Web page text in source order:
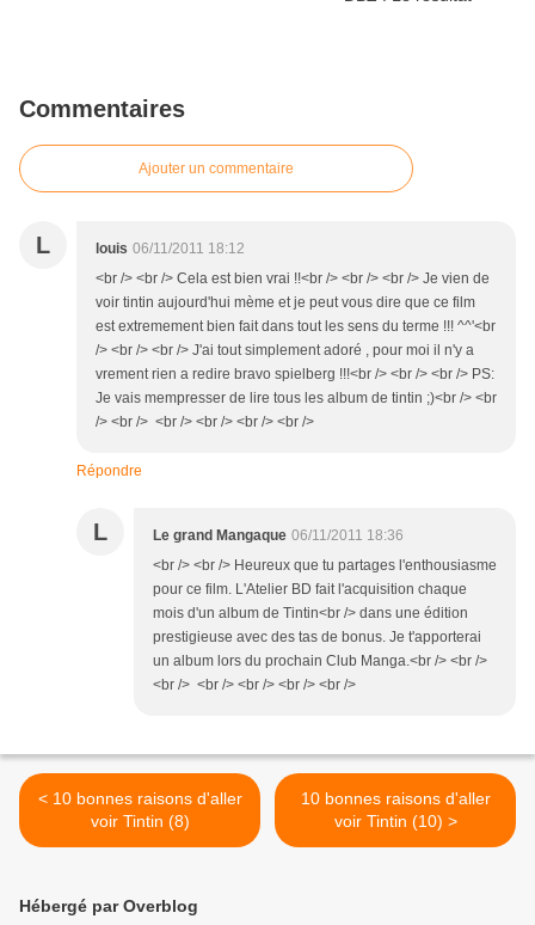
Commentaires
Ajouter un commentaire
L louis 06/11/2011 18:12
<br /> <br /> Cela est bien vrai !!<br /> <br /> <br /> Je vien de
voir tintin aujourd'hui mème et je peut vous dire que ce film
est extremement bien fait dans tout les sens du terme !!! ^^'<br
/> <br /> <br /> J'ai tout simplement adoré , pour moi il n'y a
vrement rien a redire bravo spielberg !!!<br /> <br /> <br /> PS:
Je vais mempresser de lire tous les album de tintin ;)<br /> <br
/> <br /> <br /> <br /> <br /> <br />
Répondre
L Le grand Mangaque 06/11/2011 18:36
<br /> <br /> Heureux que tu partages l'enthousiasme
pour ce film. L'Atelier BD fait l'acquisition chaque
mois d'un album de Tintin<br /> dans une édition
prestigieuse avec des tas de bonus. Je t'apporterai
un album lors du prochain Club Manga.<br /> <br />
<br /> <br /> <br /> <br /> <br />
< 10 bonnes raisons d'aller
voir Tintin (8)
10 bonnes raisons d'aller
voir Tintin (10) >
Hébergé par Overblog